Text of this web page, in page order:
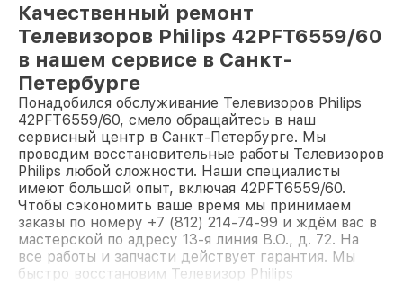
Качественный ремонт
Телевизоров Philips 42PFT6559/60
в нашем сервисе в Санкт-
Петербурге
Понадобился обслуживание Телевизоров Philips
42PFT6559/60, смело обращайтесь в наш
сервисный центр в Санкт-Петербурге. Мы
проводим восстановительные работы Телевизоров
Philips любой сложности. Наши специалисты
имеют большой опыт, включая 42PFT6559/60.
Чтобы сэкономить ваше время мы принимаем
заказы по номеру +7 (812) 214-74-99 и ждём вас в
мастерской по адресу 13-я линия В.О., д. 72. На
все работы и запчасти действует гарантия. Мы
быстро восстановим Телевизор Philips